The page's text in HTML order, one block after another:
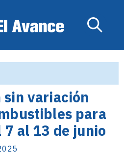
sin variación
para
7 al 13 de junio